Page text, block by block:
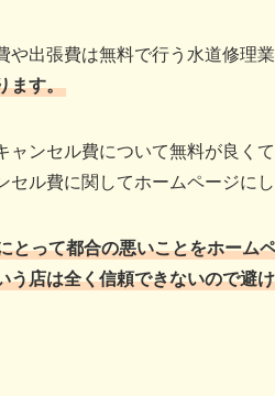
や出張費は無料で行う水道修理
ます。
ャンセル費について無料が良く
セル費に関してホームページに
とって都合の悪いことをホーム
う店は全く信頼できないので避